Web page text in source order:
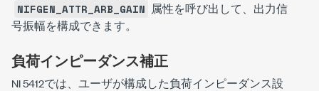
NIFGEN_ATTR_ARB_GAIN 属性を呼び出して、出力信
号振幅を構成できます。
負荷インピーダンス補正
NI 5412では、ユーザが構成した負荷インピーダンス設